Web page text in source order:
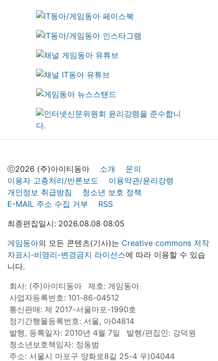
ⓒ2026 (주)아이티동아 소개
문의
이용자 고충처리/반론보도
이용약관/윤리강령
개인정보 취급방침
청소년 보호 정책
E-MAIL 주소 수집 거부
RSS
최종편집일시: 2026.08.08 08:05
게임동아의 모든 콘텐츠(기사)는 Creative commons 저작
자표시-비영리-변경금지 라이선스에 따라 이용할 수 있습
니다.
회사: (주)아이티동아
제호: 게임동아
사업자등록번호: 101-86-04512
통신판매: 제 2017-서울마포-1990호
정기간행물등록번호: 서울, 아04814
발행, 등록일자: 2010년 4월 7일
발행/편집인: 강덕원
청소년보호책임자: 정동범
주소: 서울시 마포구 양화로8길 25-4 우)04044